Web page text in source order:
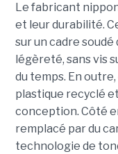
Le fabricant
et leur durabilité.
sur un cadre
légèreté, sans vis
du temps. En
plastique recyclé
conception. Côté
remplacé par du
technologie de